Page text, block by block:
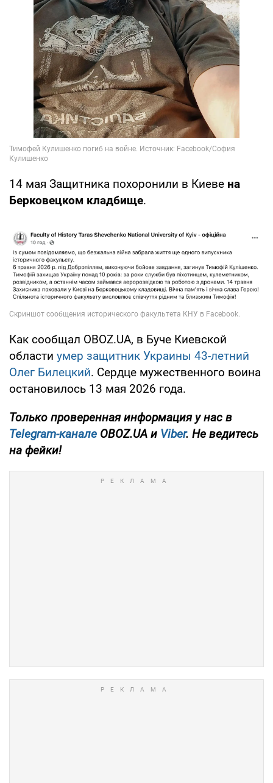
14 мая Защитника похоронили в Киеве на
Берковецком кладбище.
Как сообщал OBOZ.UA, в Буче Киевской
области умер защитник Украины 43-летний
Олег Билецкий. Сердце мужественного воина
остановилось 13 мая 2026 года.
Только проверенная информация у нас в
Telegram-канале OBOZ.UA и Viber. Не ведитесь
на фейки!